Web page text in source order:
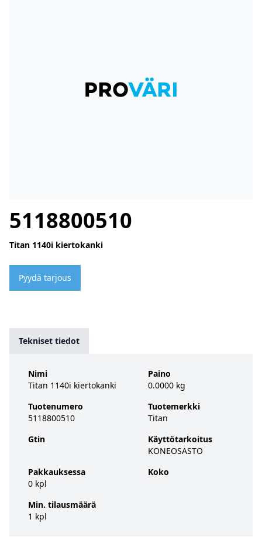
5118800510
Titan 1140i kiertokanki
Pyydä tarjous
Tekniset tiedot
Nimi
Titan 1140i kiertokanki
Tuotenumero
5118800510
Gtin
Pakkauksessa
0 kpl
Min. tilausmäärä
1 kpl
Paino
0.0000 kg
Tuotemerkki
Titan
Käyttötarkoitus
KONEOSASTO
Koko